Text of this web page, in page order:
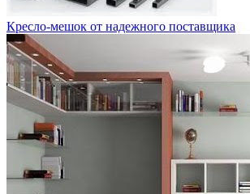
Кресло-мешок от надежного поставщика